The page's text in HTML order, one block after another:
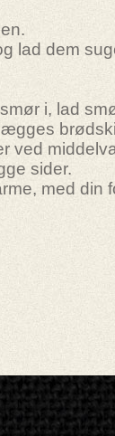
lad dem
i, lad
ved
sider.
med din